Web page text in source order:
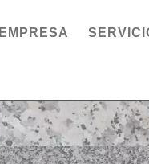
EMPRESA